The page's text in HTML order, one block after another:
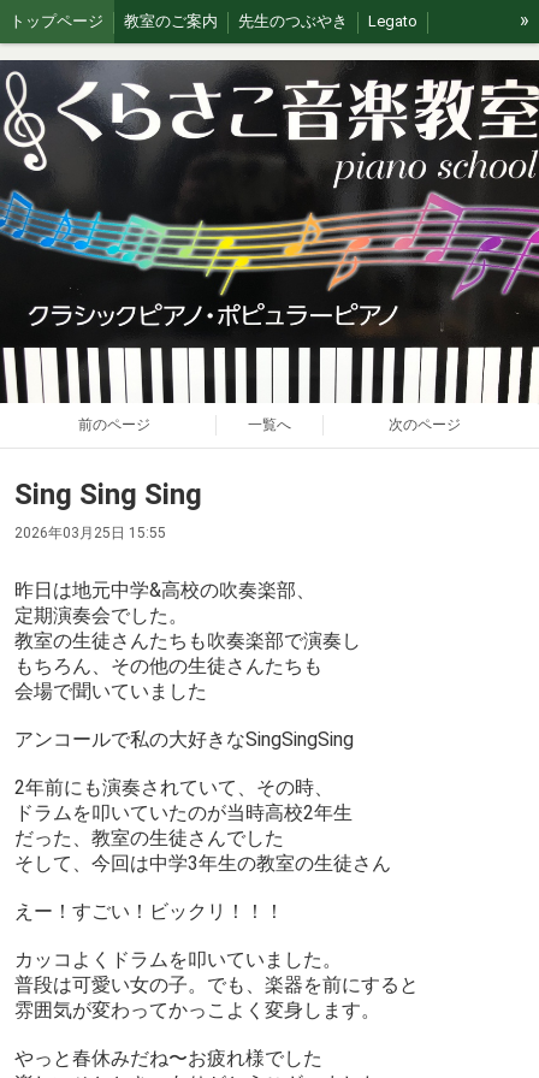
トップページ 教室のご案内 先生のつぶやき Legato
イベント/無料体験 ブログ J&G ステージの思い出
»
前のページ 一覧へ 次のページ
Sing Sing Sing
2026年03月25日 15:55
昨日は地元中学&高校の吹奏楽部、
定期演奏会でした。
教室の生徒さんたちも吹奏楽部で演奏し
もちろん、その他の生徒さんたちも
会場で聞いていました
アンコールで私の大好きなSingSingSing
2年前にも演奏されていて、その時、
ドラムを叩いていたのが当時高校2年生
だった、教室の生徒さんでした
そして、今回は中学3年生の教室の生徒さん
えー！すごい！ビックリ！！！
カッコよくドラムを叩いていました。
普段は可愛い女の子。でも、楽器を前にすると
雰囲気が変わってかっこよく変身します。
やっと春休みだね〜お疲れ様でした